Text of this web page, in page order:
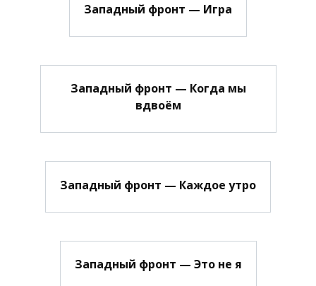
Западный фронт — Игра
Западный фронт — Когда мы
вдвоём
Западный фронт — Каждое утро
Западный фронт — Это не я